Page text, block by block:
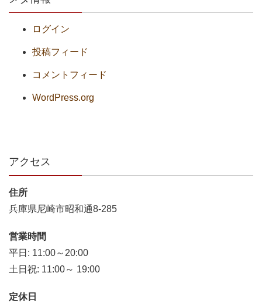
ログイン
投稿フィード
コメントフィード
WordPress.org
アクセス
住所
兵庫県尼崎市昭和通8-285
営業時間
平日: 11:00～20:00
土日祝: 11:00～ 19:00
定休日